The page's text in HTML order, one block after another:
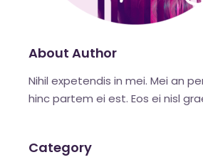
About Author
Nihil expetendis in mei. Mei an
hinc partem ei est. Eos ei nisl
Category